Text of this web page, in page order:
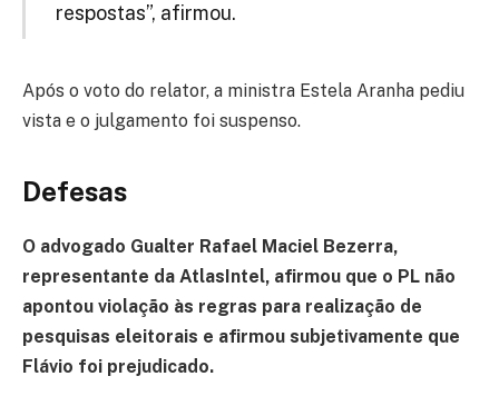
respostas”, afirmou.
Após o voto do relator, a ministra Estela Aranha pediu
vista e o julgamento foi suspenso.
Defesas
O advogado Gualter Rafael Maciel Bezerra,
representante da AtlasIntel, afirmou que o PL não
apontou violação às regras para realização de
pesquisas eleitorais e afirmou subjetivamente que
Flávio foi prejudicado.